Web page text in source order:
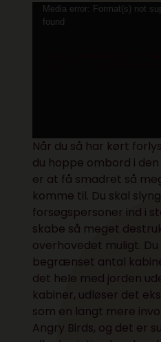
Videoafspiller
Media error: Format(s) not
found
Når du så har kørt
du hoppe ombord i
er at få smadret så
komme til. Du skal
forsøgspersoner ind i
skabe så meget
overhovedet muligt.
begrænset antal
det hele med jorden
kabiner, udløser det
som en langt mere
Angry Birds, og det er